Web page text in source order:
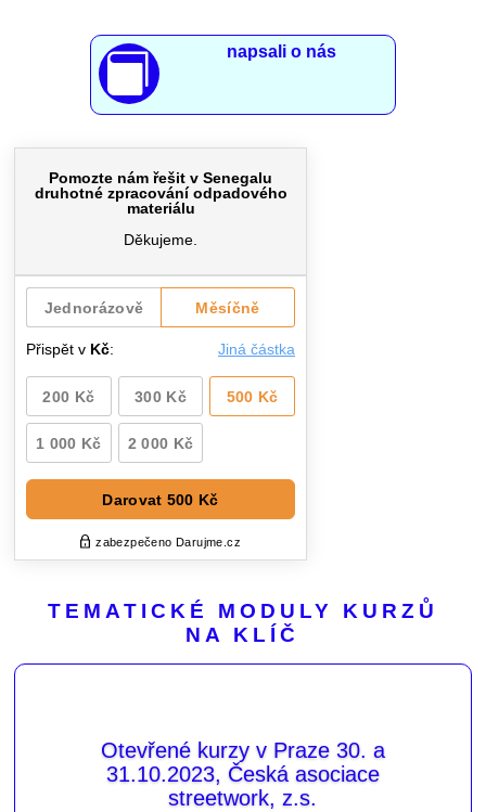
 napsali o nás
TEMATICKÉ MODULY KURZŮ
NA KLÍČ
Otevřené kurzy v Praze 30. a
31.10.2023, Česká asociace
streetwork, z.s.